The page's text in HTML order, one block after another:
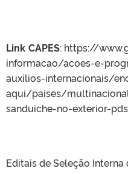
Link CAPES: https://
informacao/acoes-e-
auxilios-internacionais/
aqui/paises/
sanduiche-no-exterior-
Editais de Seleção Interna